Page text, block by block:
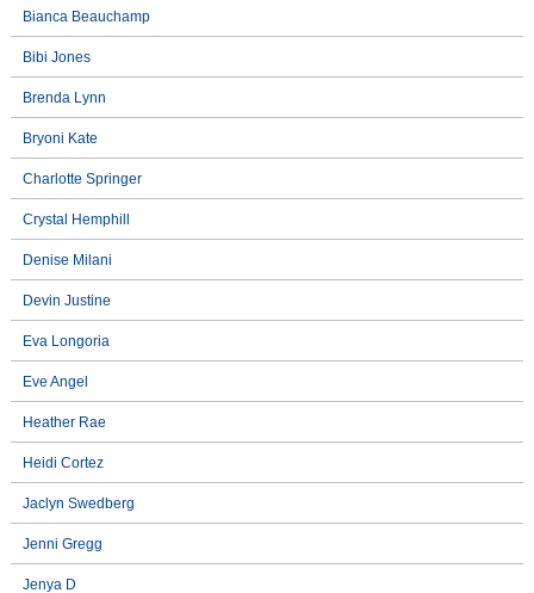
Bianca Beauchamp
Bibi Jones
Brenda Lynn
Bryoni Kate
Charlotte Springer
Crystal Hemphill
Denise Milani
Devin Justine
Eva Longoria
Eve Angel
Heather Rae
Heidi Cortez
Jaclyn Swedberg
Jenni Gregg
Jenya D